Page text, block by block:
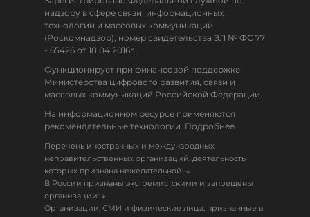
надзору в сфере связи, информационных
технологий и массовых коммуникаций
(Роскомнадзор), номер свидетельства ЭЛ № ФС 77
- 65426 от 18.04.2016г.
Функционирует при финансовой поддержке
Министерства цифрового развития, связи и
массовых коммуникаций Российской Федерации.
На информационном ресурсе применяются
рекомендательные технологии. Подробнее.
Перечень иностранных и международных
неправительственных организаций, деятельность
которых признана нежелательной: ↓
В России признаны экстремистскими и запрещены
организации: ↓
Организации, СМИ и физические лица, признанные в